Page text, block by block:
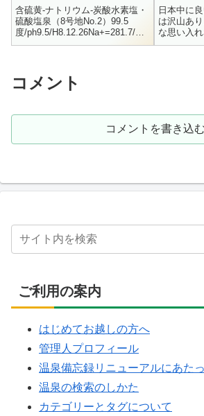
含硫黄-ナトリウム-炭酸水素塩・
硫酸塩泉（8号地No.2）99.5
度/ph9.5/H8.12.26Na+=281.7/K+
=14.1/Cl-=63.6/HS-=11.6SO4--
日本中に
は沢山あ
な思い入
きな温泉
コメント
コメントを書き込む
ご利用の案内
はじめてお越しの方へ
管理人プロフィール
温泉備忘録リニューアルにあた
温泉の検索のしかた
カテゴリーとタグについて